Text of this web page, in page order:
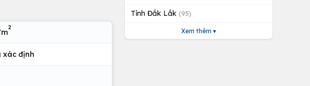
2
xác định
Tỉnh Đắk Lắk (95)
Xem thêm ▾